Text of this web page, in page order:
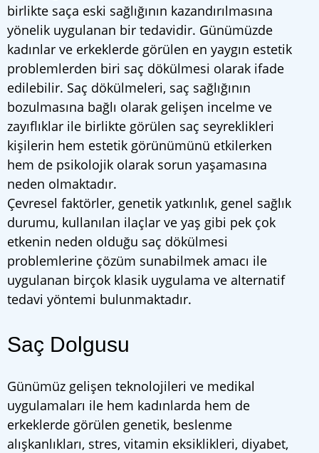
birlikte saça eski sağlığının kazandırılmasına
yönelik uygulanan bir tedavidir. Günümüzde
kadınlar ve erkeklerde görülen en yaygın estetik
problemlerden biri saç dökülmesi olarak ifade
edilebilir. Saç dökülmeleri, saç sağlığının
bozulmasına bağlı olarak gelişen incelme ve
zayıflıklar ile birlikte görülen saç seyreklikleri
kişilerin hem estetik görünümünü etkilerken
hem de psikolojik olarak sorun yaşamasına
neden olmaktadır.
Çevresel faktörler, genetik yatkınlık, genel sağlık
durumu, kullanılan ilaçlar ve yaş gibi pek çok
etkenin neden olduğu saç dökülmesi
problemlerine çözüm sunabilmek amacı ile
uygulanan birçok klasik uygulama ve alternatif
tedavi yöntemi bulunmaktadır.
Saç Dolgusu
Günümüz gelişen teknolojileri ve medikal
uygulamaları ile hem kadınlarda hem de
erkeklerde görülen genetik, beslenme
alışkanlıkları, stres, vitamin eksiklikleri, diyabet,